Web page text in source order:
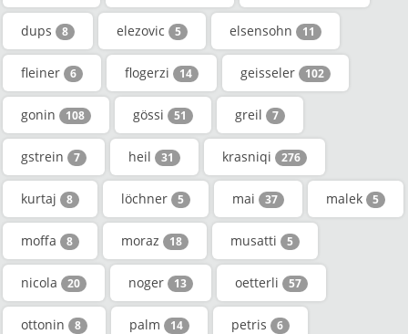
dups 8 elezovic 5 elsensohn 11
fleiner 6 flogerzi 14 geisseler 102
gonin 108 gössi 51 greil 7
gstrein 7 heil 31 krasniqi 276
kurtaj 8 löchner 5 mai 37 malek 5
moffa 8 moraz 18 musatti 5
nicola 20 noger 13 oetterli 57
ottonin 8 palm 14 petris 6